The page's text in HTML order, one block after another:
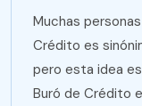
Muchas
Crédito es
pero esta idea
Buró de Crédito